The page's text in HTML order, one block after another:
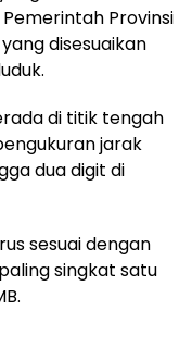
Provinsi
disesuaikan
di titik tengah
jarak
dua digit di
sesuai dengan
singkat satu